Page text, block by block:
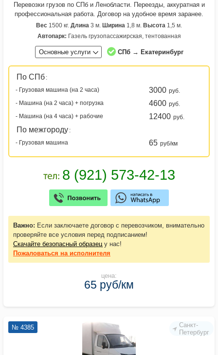
Перевозки грузов по СПб и Ленобласти. Переезды, аккуратная и
профессиональная работа. Договор на удобное время заранее.
Вес 1500 кг. Длина 3 м. Ширина 1,8 м. Высота 1,5 м.
Автопарк: Газель грузопассажирская, тентованная
Основные услуги СПб → Екатеринбург
По СПб :
- Грузовая машина (на 2 часа)
3000 руб.
- Машина (на 2 часа) + погрузка
4600 руб.
- Машина (на 4 часа) + рабочие
12400 руб.
По межгороду :
- Грузовая машина
65 руб/км
Важно: Если заключаете договор с перевозчиком, внимательно
проверяйте все условия перед подписанием!
Скачайте безопасный образец у нас!
Пожаловаться на исполнителя
цена:
65 руб/км
Санкт-
Петербург
№ 4385